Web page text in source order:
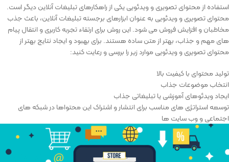
استفاده از محتوای تصویری و ویدئویی یکی از راهکارهای تبلیغات آنلاین دیگر است.
محتوای تصویری و ویدئویی به عنوان ابزارهای برجسته تبلیغات آنلاین، باعث جذب
مخاطبان و افزایش فروش می شود. این روش برای ارتقاء تجربه کاربری و انتقال پیام
‌های مهم و جذاب، بهتر از متن ساده هستند. برای بهبود و ایجاد نتایج بهتر از
محتوای تصویری و ویدئویی موارد زیر را بررسی و رعایت کنید:
تولید محتوای با کیفیت بالا
انتخاب موضوعات جذاب
ایجاد ویدئوهای آموزشی یا تبلیغاتی جذاب
توسعه استراتژی‌ های مناسب برای انتشار و اشتراک این محتواها در شبکه ‌های
اجتماعی و وب‌ سایت ‌ها